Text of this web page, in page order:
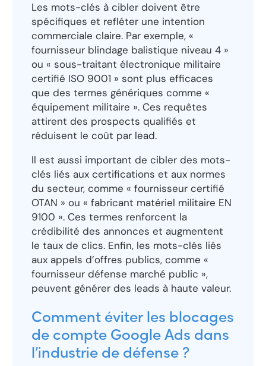
Les mots-clés à cibler doivent être
spécifiques et refléter une intention
commerciale claire. Par exemple, «
fournisseur blindage balistique niveau 4 »
ou « sous-traitant électronique militaire
certifié ISO 9001 » sont plus efficaces
que des termes génériques comme «
équipement militaire ». Ces requêtes
attirent des prospects qualifiés et
réduisent le coût par lead.
Il est aussi important de cibler des mots-
clés liés aux certifications et aux normes
du secteur, comme « fournisseur certifié
OTAN » ou « fabricant matériel militaire EN
9100 ». Ces termes renforcent la
crédibilité des annonces et augmentent
le taux de clics. Enfin, les mots-clés liés
aux appels d’offres publics, comme «
fournisseur défense marché public »,
peuvent générer des leads à haute valeur.
Comment éviter les blocages
de compte Google Ads dans
l’industrie de défense ?